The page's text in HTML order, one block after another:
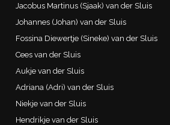
Jacobus Martinus (Sjaak) van der Sluis
Johannes (Johan) van der Sluis
Fossina Diewertje (Sineke) van der Sluis
Cees van der Sluis
Aukje van der Sluis
Adriana (Adri) van der Sluis
Niekje van der Sluis
Hendrikje van der Sluis